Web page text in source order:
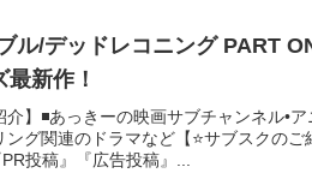
ル/デッドレコニング PART
新作！
】◾️あっきーの映画サブチャンネル•
グ関連のドラマなど【⭐️サブスクの
投稿』『広告投稿』...